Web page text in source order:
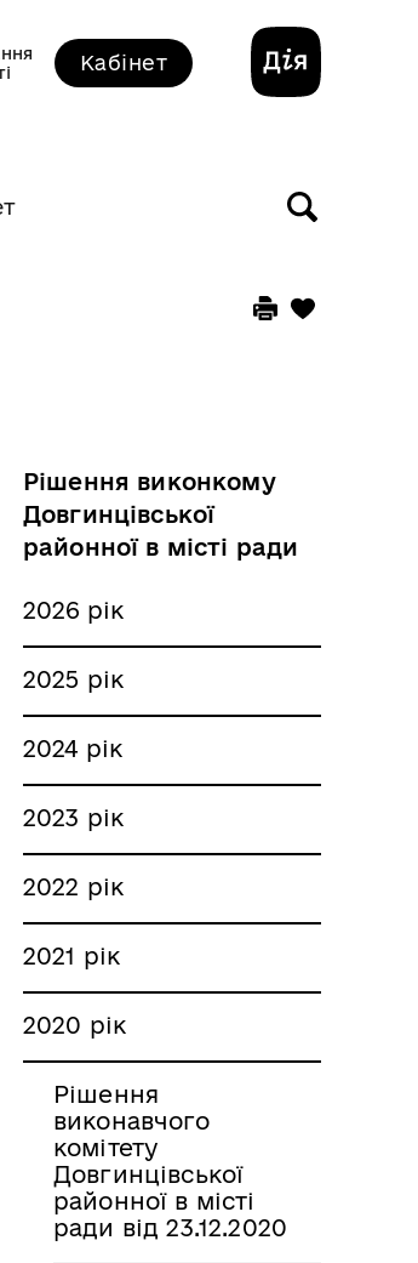
Кабінет
Рішення виконкому
Довгинцівської
районної в місті ради
2026 рік
2025 рік
2024 рік
2023 рік
2022 рік
2021 рік
2020 рік
Рішення
виконавчого
комітету
Довгинцівської
районної в місті
ради від 23.12.2020